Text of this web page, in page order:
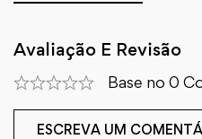
Avaliação E Revisão
Base no 0
ESCREVA UM